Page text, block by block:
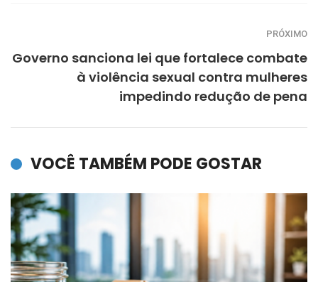
PRÓXIMO
Governo sanciona lei que fortalece combate
à violência sexual contra mulheres
impedindo redução de pena
VOCÊ TAMBÉM PODE GOSTAR